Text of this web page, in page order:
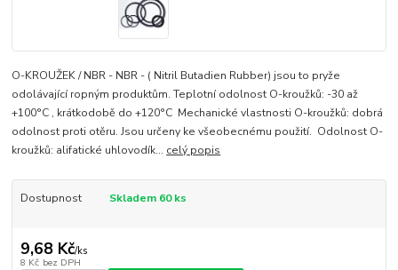
O-KROUŽEK / NBR - NBR - ( Nitril Butadien Rubber) jsou to pryže
odolávající ropným produktům. Teplotní odolnost O-kroužků: -30 až
+100°C , krátkodobě do +120°C Mechanické vlastnosti O-kroužků: dobrá
odolnost proti otěru. Jsou určeny ke všeobecnému použití. Odolnost O-
kroužků: alifatické uhlovodík... celý popis
Dostupnost Skladem 60 ks
9,68 Kč/ks
8 Kč bez DPH